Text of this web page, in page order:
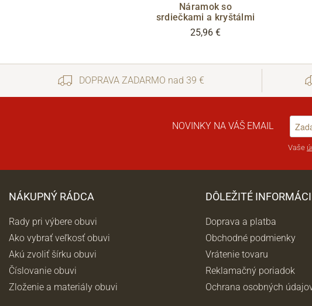
Náramok so
srdiečkami a kryštálmi
25,96 €
DOPRAVA ZADARMO nad 39 €
NOVINKY NA VÁŠ EMAIL
Vaše
NÁKUPNÝ RÁDCA
Rady pri výbere obuvi
Ako vybrať veľkosť obuvi
Akú zvoliť šírku obuvi
Číslovanie obuvi
Zloženie a materiály obuvi
DÔLEŽITÉ
Doprava a platba
Obchodné podmienky
Vrátenie tovaru
Reklamačný poriadok
Ochrana osobných